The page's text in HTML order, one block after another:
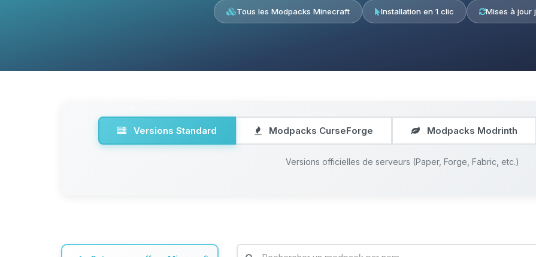
Tous les Modpacks Minecraft Installation en 1 clic Mises à jour
Versions Standard Modpacks CurseForge Modpacks Modrinth
Versions officielles de serveurs (Paper, Forge, Fabric, etc.)